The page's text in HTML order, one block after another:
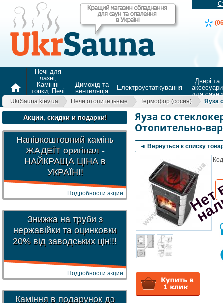
home
Печі для
лазні,
Камінні
топки, Печі
для
опалення
Димохід та
вентиляція
Електроустаткування
Двері та
аксесуари
для сауни
UkrSauna.kiev.ua Печи отопительные Термофор (сосия) Яуза
Акции, скидки и подарки!
Напівкоштовний камінь
ЖАДЕЇТ оригінал -
НАЙКРАЩА ЦІНА в
УКРАЇНІ!
Подробности акции
Знижка на труби з
нержавійки та оцинковки
20% від заводських цін!!!
Подробности акции
Каміння в подарунок до
Яуза со
Отопительно-
◄ Вернуться к списку